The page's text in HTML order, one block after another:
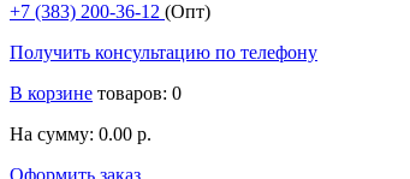
+7 (383) 200-36-12 (Опт)
Получить консультацию по телефону
В корзине товаров: 0
На сумму: 0.00 р.
Оформить заказ